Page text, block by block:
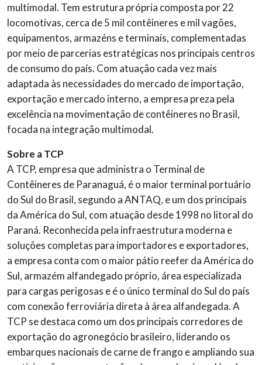
multimodal. Tem estrutura própria composta por 22
locomotivas, cerca de 5 mil contêineres e mil vagões,
equipamentos, armazéns e terminais, complementadas
por meio de parcerias estratégicas nos principais centros
de consumo do país. Com atuação cada vez mais
adaptada às necessidades do mercado de importação,
exportação e mercado interno, a empresa preza pela
excelência na movimentação de contêineres no Brasil,
focada na integração multimodal.
Sobre a TCP
A TCP, empresa que administra o Terminal de
Contêineres de Paranaguá, é o maior terminal portuário
do Sul do Brasil, segundo a ANTAQ, e um dos principais
da América do Sul, com atuação desde 1998 no litoral do
Paraná. Reconhecida pela infraestrutura moderna e
soluções completas para importadores e exportadores,
a empresa conta com o maior pátio reefer da América do
Sul, armazém alfandegado próprio, área especializada
para cargas perigosas e é o único terminal do Sul do país
com conexão ferroviária direta à área alfandegada. A
TCP se destaca como um dos principais corredores de
exportação do agronegócio brasileiro, liderando os
embarques nacionais de carne de frango e ampliando sua